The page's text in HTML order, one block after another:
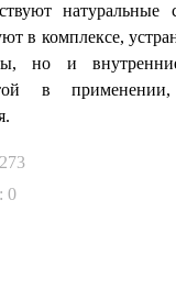
натуральные
в комплексе,
но и
в применении,
0